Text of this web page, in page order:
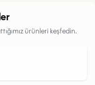
ürünleri keşfedin.